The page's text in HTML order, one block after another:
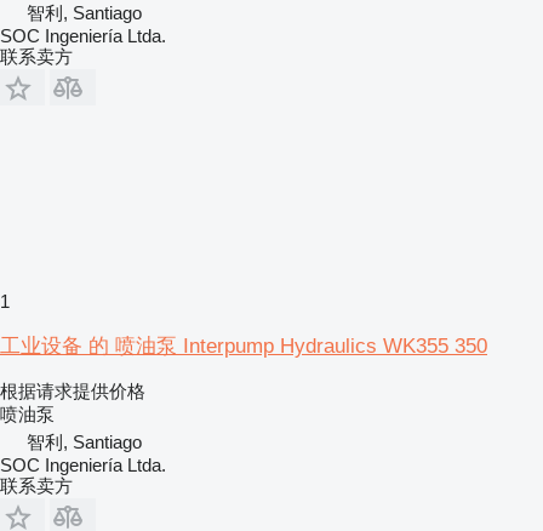
智利, Santiago
SOC Ingeniería Ltda.
联系卖方
1
工业设备 的 喷油泵 Interpump Hydraulics WK355 350
根据请求提供价格
喷油泵
智利, Santiago
SOC Ingeniería Ltda.
联系卖方